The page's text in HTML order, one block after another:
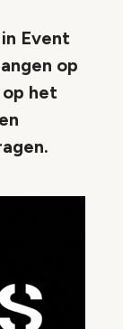
Event
op
op het